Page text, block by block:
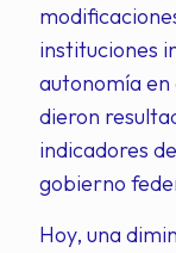
instituciones
autonomía en
dieron
indicadores
gobierno
Hoy, una